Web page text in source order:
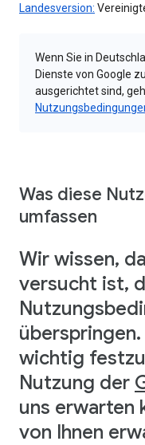
Landesversion:
Wenn Sie in
Dienste von Google
ausgerichtet sind,
Was diese
umfassen
Wir wissen,
versucht ist,
wichtig
Nutzung der
uns erwarten
von Ihnen